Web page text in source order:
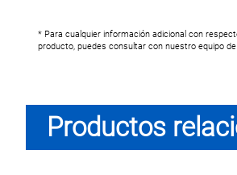
* Para cualquier información adicional con
producto, puedes consultar con nuestro equipo
Productos